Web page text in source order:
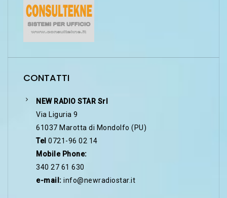
CONTATTI
NEW RADIO STAR Srl
Via Liguria 9
61037 Marotta di Mondolfo (PU)
Tel 0721-96 02 14
Mobile Phone:
340 27 61 630
e-mail: info@newradiostar.it